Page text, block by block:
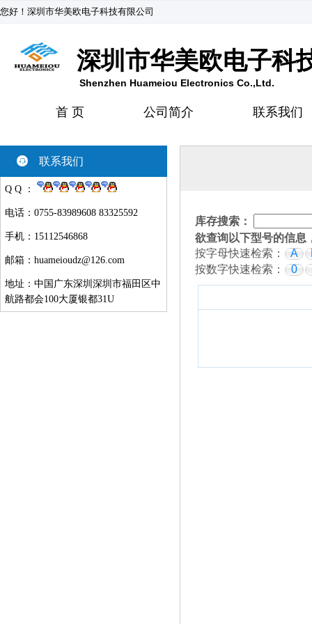
您好！深圳市华美欧电子科技有限公司
深圳市华美欧电子科
Shenzhen Huameiou Electronics Co.,Ltd.
首 页 公司简介 联系我们
联系我们
Q Q ：
电话：0755-83989608 83325592
手机：15112546868
邮箱： huameioudz@126.com
地址：中国广东深圳深圳市福田区中
航路都会100大厦银都31U
库存搜索：
欲查询以下型号的信息
按字母快速检索：
A
按数字快速检索：
0